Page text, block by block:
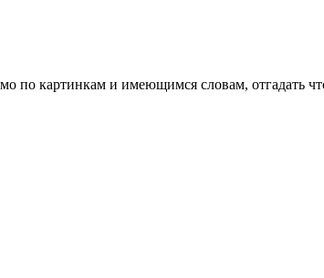
по картинкам и имеющимся словам, отгадать